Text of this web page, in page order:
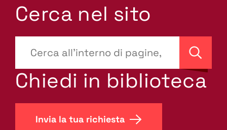
Cerca nel sito
site-
search.label???
Cerca
Chiedi in biblioteca
Invia la tua richiesta